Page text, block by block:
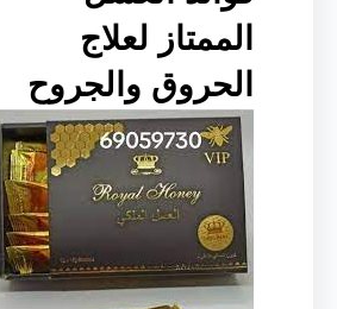
الممتاز لعلاج
الحروق والجروح